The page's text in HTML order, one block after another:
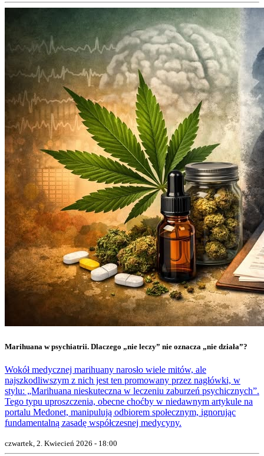
Marihuana w psychiatrii. Dlaczego „nie leczy” nie oznacza „nie działa”?
Wokół medycznej marihuany narosło wiele mitów, ale
najszkodliwszym z nich jest ten promowany przez nagłówki, w
stylu: „Marihuana nieskuteczna w leczeniu zaburzeń psychicznych”.
Tego typu uproszczenia, obecne choćby w niedawnym artykule na
portalu Medonet, manipulują odbiorem społecznym, ignorując
fundamentalną zasadę współczesnej medycyny.
czwartek, 2. Kwiecień 2026 - 18:00